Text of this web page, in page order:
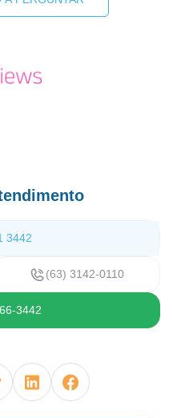
3442
(63) 3142-0110
3442